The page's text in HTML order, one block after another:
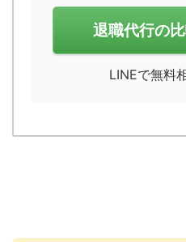
退職代行の
LINEで無料